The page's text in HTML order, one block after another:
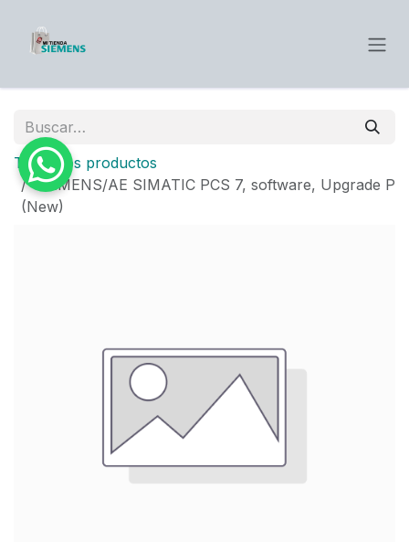
Todos los productos
SIEMENS/AE SIMATIC PCS 7, software, Upgrade P
(New)